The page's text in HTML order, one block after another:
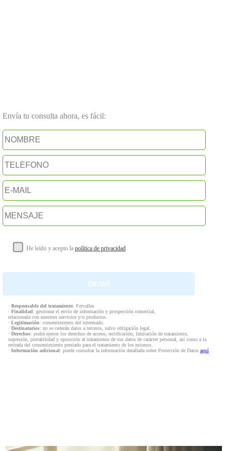
Envía tu consulta ahora, es fácil:
He leído y acepto la política de privacidad.
· Responsable del tratamiento: Fervalles
· Finalidad: gestionar el envío de información y prospección comercial,
relacionada con nuestros servicios y/o productos.
· Legitimación: consentimiento del interesado.
· Destinatarios: no se cederán datos a terceros, salvo obligación legal.
· Derechos: podrá ejercer los derechos de acceso, rectificación, limitación de tratamiento,
supresión, portabilidad y oposición al tratamiento de sus datos de carácter personal, así como a la
retirada del consentimiento prestado para el tratamiento de los mismos.
· Información adicional: puede consultar la información detallada sobre Protección de Datos aquí.